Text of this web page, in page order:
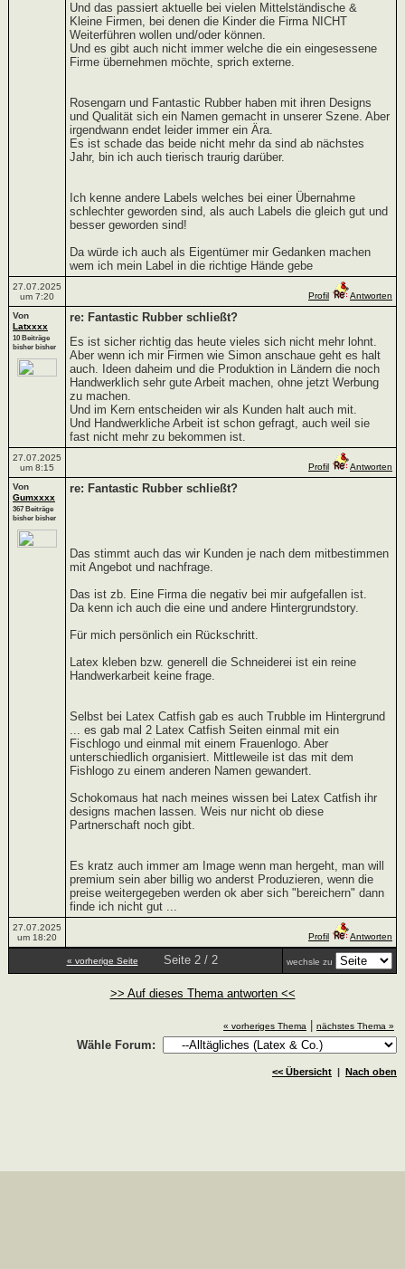
Und das passiert aktuelle bei vielen Mittelständische &
Kleine Firmen, bei denen die Kinder die Firma NICHT
Weiterführen wollen und/oder können.
Und es gibt auch nicht immer welche die ein eingesessene
Firme übernehmen möchte, sprich externe.
Rosengarn und Fantastic Rubber haben mit ihren Designs
und Qualität sich ein Namen gemacht in unserer Szene. Aber
irgendwann endet leider immer ein Ära.
Es ist schade das beide nicht mehr da sind ab nächstes
Jahr, bin ich auch tierisch traurig darüber.
Ich kenne andere Labels welches bei einer Übernahme
schlechter geworden sind, als auch Labels die gleich gut und
besser geworden sind!
Da würde ich auch als Eigentümer mir Gedanken machen
wem ich mein Label in die richtige Hände gebe
27.07.2025
um 7:20
Profil
Antworten
Von
Latxxxx
10 Beiträge
bisher bisher
re: Fantastic Rubber schließt?
Es ist sicher richtig das heute vieles sich nicht mehr lohnt.
Aber wenn ich mir Firmen wie Simon anschaue geht es halt
auch. Ideen daheim und die Produktion in Ländern die noch
Handwerklich sehr gute Arbeit machen, ohne jetzt Werbung
zu machen.
Und im Kern entscheiden wir als Kunden halt auch mit.
Und Handwerkliche Arbeit ist schon gefragt, auch weil sie
fast nicht mehr zu bekommen ist.
27.07.2025
um 8:15
Profil
Antworten
Von
Gumxxxx
367 Beiträge
bisher bisher
re: Fantastic Rubber schließt?
Das stimmt auch das wir Kunden je nach dem mitbestimmen
mit Angebot und nachfrage.
Das ist zb. Eine Firma die negativ bei mir aufgefallen ist.
Da kenn ich auch die eine und andere Hintergrundstory.
Für mich persönlich ein Rückschritt.
Latex kleben bzw. generell die Schneiderei ist ein reine
Handwerkarbeit keine frage.
Selbst bei Latex Catfish gab es auch Trubble im Hintergrund
... es gab mal 2 Latex Catfish Seiten einmal mit ein
Fischlogo und einmal mit einem Frauenlogo. Aber
unterschiedlich organisiert. Mittleweile ist das mit dem
Fishlogo zu einem anderen Namen gewandert.
Schokomaus hat nach meines wissen bei Latex Catfish ihr
designs machen lassen. Weis nur nicht ob diese
Partnerschaft noch gibt.
Es kratz auch immer am Image wenn man hergeht, man will
premium sein aber billig wo anderst Produzieren, wenn die
preise weitergegeben werden ok aber sich "bereichern" dann
finde ich nicht gut ...
27.07.2025
um 18:20
Profil Antworten
« vorherige Seite Seite 2 / 2 wechsle zu
>> Auf dieses Thema antworten <<
« vorheriges Thema nächstes Thema »
Wähle Forum:
<< Übersicht | Nach oben